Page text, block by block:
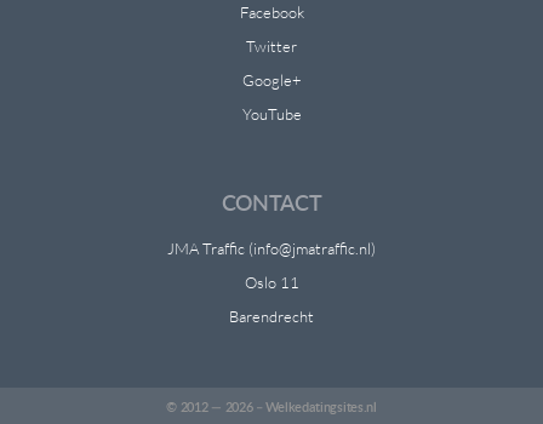
Facebook
Twitter
Google+
YouTube
CONTACT
JMA Traffic (info@jmatraffic.nl)
Oslo 11
Barendrecht
© 2012 — 2026 –Welkedatingsites.nl